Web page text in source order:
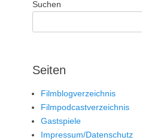
Suchen
Seiten
Filmblogverzeichnis
Filmpodcastverzeichnis
Gastspiele
Impressum/Datenschutz